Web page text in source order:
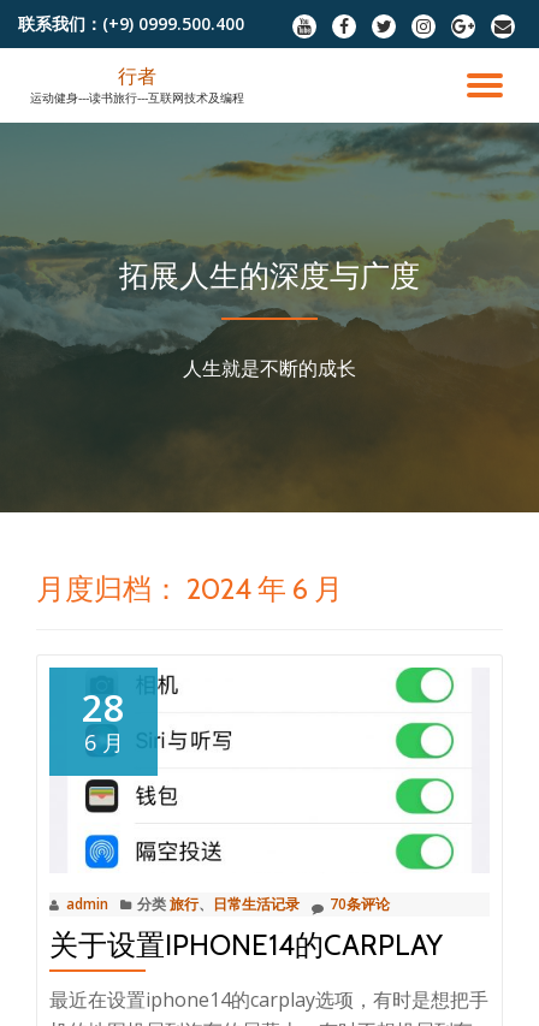
联系我们： (+9) 0999.500.400
fa-
youtube
fa-
facebook
fa-
twitter
fa-
instagram
fa-
google-
plus
fa-
切
换
导
航
行者
运动健身---读书旅行---互联网技术及编程
拓展人生的深度与广度
人生就是不断的成长
月度归档： 2024 年 6 月
28
6 月
admin 分类旅行、 日常生活记录 70条评论
关于设置IPHONE14的CARPLAY
最近在设置iphone14的carplay选项，有时是想把手